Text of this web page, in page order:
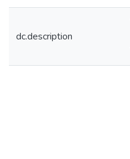
dc.description